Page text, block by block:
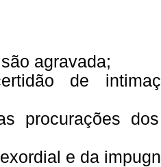
agravada;
de
procurações
e da